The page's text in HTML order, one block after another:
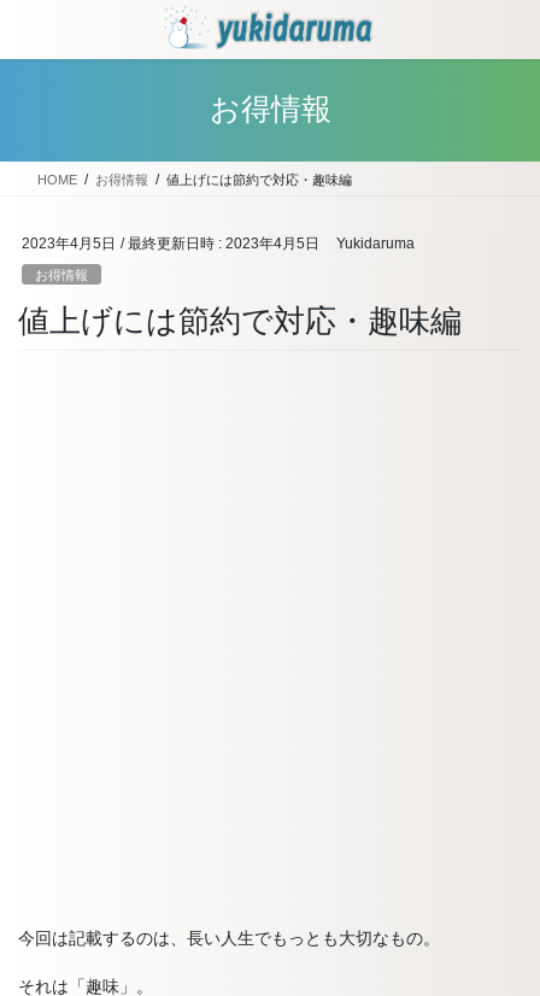
テ
ス
ゲ
ン
お得情報
HOME お得情報 値上げには節約で対応・趣味編
2023年4月5日 / 最終更新日時 : 2023年4月5日 Yukidaruma
お得情報
値上げには節約で対応・趣味編
今回は記載するのは、長い人生でもっとも大切なもの。
それは「趣味」。